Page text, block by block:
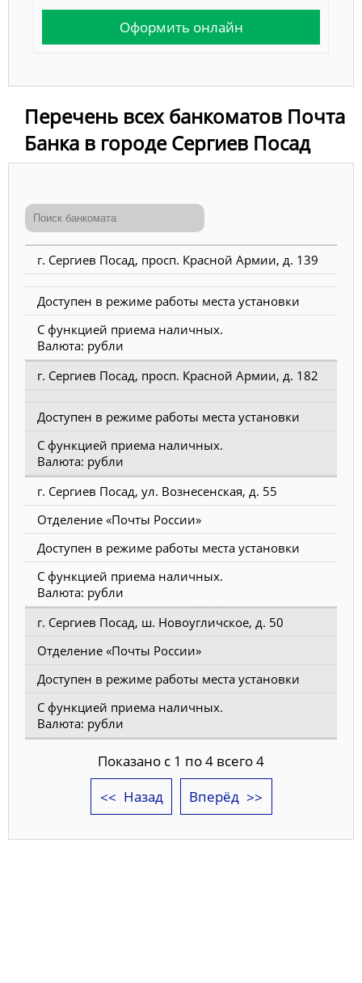
Оформить онлайн
Перечень всех банкоматов Почта
Банка в городе Сергиев Посад
г. Сергиев Посад, просп. Красной Армии, д. 139
Доступен в режиме работы места установки
С функцией приема наличных.
Валюта: рубли
г. Сергиев Посад, просп. Красной Армии, д. 182
Доступен в режиме работы места установки
С функцией приема наличных.
Валюта: рубли
г. Сергиев Посад, ул. Вознесенская, д. 55
Отделение «Почты России»
Доступен в режиме работы места установки
С функцией приема наличных.
Валюта: рубли
г. Сергиев Посад, ш. Новоугличское, д. 50
Отделение «Почты России»
Доступен в режиме работы места установки
С функцией приема наличных.
Валюта: рубли
Показано с 1 по 4 всего 4
Назад
Вперёд